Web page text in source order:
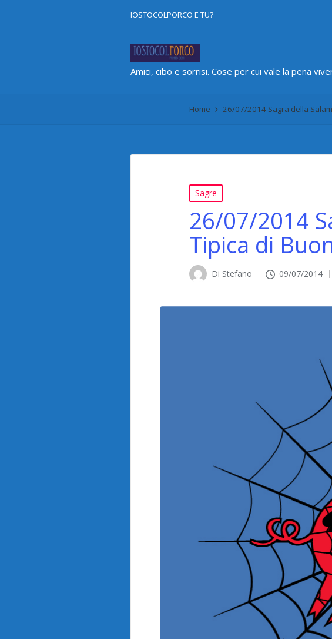
IOSTOCOLPORCO E TU?
Amici, cibo e sorrisi. Cose per cui vale la pena
Home 26/07/2014 Sagra della
Pubblicato
in
Sagre
26/07/2014
Tipica di
Pubblicato
Di Stefano 09/07/2014